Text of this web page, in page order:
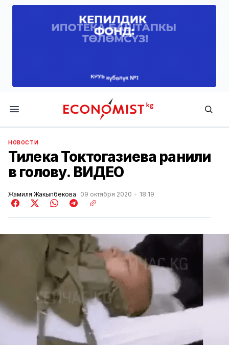
Economist.kg
НОВОСТИ
Тилека Токтогазиева ранили
в голову. ВИДЕО
Жамиля Жакыпбекова 09 октября 2020 18:19